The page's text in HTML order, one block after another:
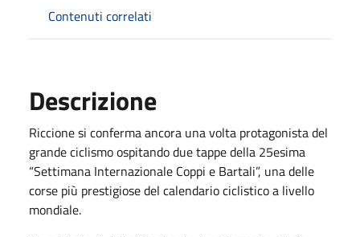
Contenuti correlati
Descrizione
Riccione si conferma ancora una volta protagonista del
grande ciclismo ospitando due tappe della 25esima
“Settimana Internazionale Coppi e Bartali”, una delle
corse più prestigiose del calendario ciclistico a livello
mondiale.